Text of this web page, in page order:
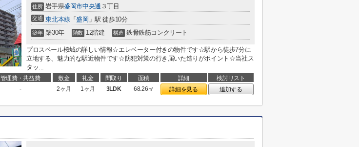
住所 岩手県盛岡市中央通 ３丁目
交通 東北本線 「盛岡 」駅 徒歩10分
築年 築30年 階数 12階建 構造 鉄骨鉄筋コンクリート
プロスペール桜城の詳しい情報☆エレベーター付きの物件です☆駅から徒歩7分に
立地する、魅力的な駅近物件です☆防犯対策の行き届いた造りがポイント☆当社ス
タッ...
管理費・共益費 敷金 礼金 間取り 面積 詳細
検討リスト
- 2ヶ月 1ヶ月 3LDK 68.26㎡ 詳細を見る 追加する